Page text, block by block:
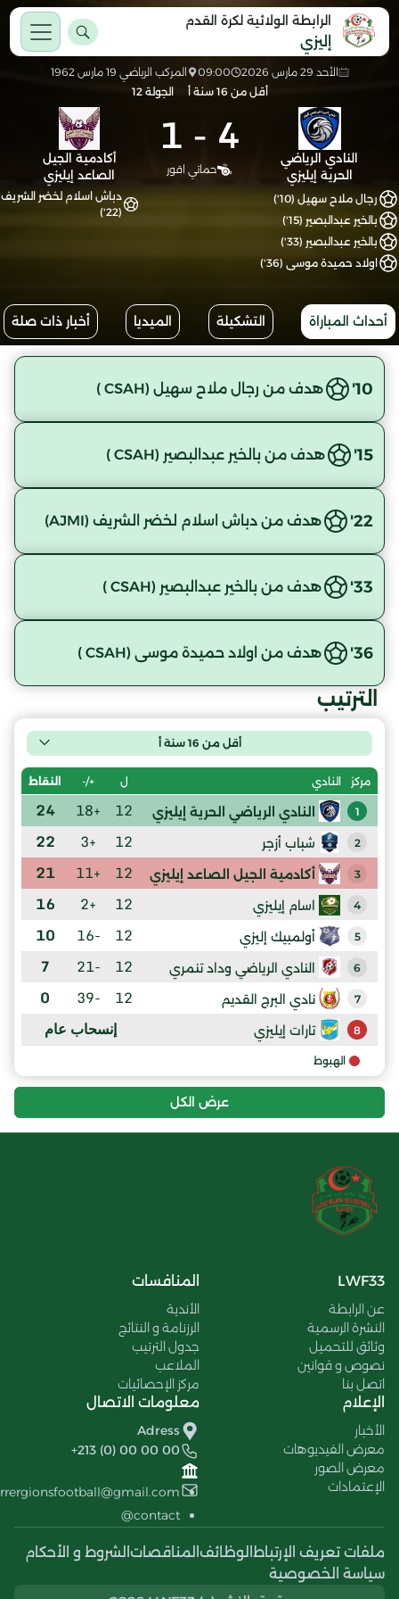
الرابطة الولائية لكرة القدم
إليزي
الأحد 29 مارس 2026 09:00
المركب الرياضي 19 مارس 1962
أقل من 16 سنة أ
الجولة 12
النادي الرياضي
الحرية إيليزي
4
-
1
حماتي اقور
أكادمية الجيل
الصاعد إيليزي
رجال ملاح سهيل (10')
بالخير عبدالبصير (15')
بالخير عبدالبصير (33')
اولاد حميدة موسى (36')
دباش اسلام لخضر الشريف
(22')
أحداث المباراة التشكيلة الميديا أخبار ذات صلة
10' هدف من رجال ملاح سهيل (CSAH )
15' هدف من بالخير عبدالبصير (CSAH )
22' هدف من دباش اسلام لخضر الشريف (AJMI)
33' هدف من بالخير عبدالبصير (CSAH )
36' هدف من اولاد حميدة موسى (CSAH )
الترتيب
أقل من 16 سنة أ
مركز النادي ل +/- النقاط
1 النادي الرياضي الحرية إيليزي 12
+18
24
2 شباب أزجر 12
+3
22
3 أكادمية الجيل الصاعد إيليزي 12
+11
21
4 اسام إيليزي 12
+2
16
5 أولمبيك إليزي 12
-16
10
6 النادي الرياضي وداد تنمري 12
-21
7
7 نادي البرج القديم 12
-39
0
8 تارات إيليزي إنسحاب عام
الهبوط
عرض الكل
LWF33
عن الرابطة
النشرة الرسمية
وثائق للتحميل
نصوص و قوانين
اتصل بنا
المنافسات
الأندية
الرزنامة و النتائج
جدول الترتيب
الملاعب
مركز الإحصائيات
الإعلام
الأخبار
معرض الفيديوهات
معرض الصور
الإعتمادات
معلومات الاتصال
Adress
+213 (0) 00 00 00
contact@
ملفات تعريف الإرتباط الوظائف المناقصات الشروط و الأحكام
سياسة الخصوصية